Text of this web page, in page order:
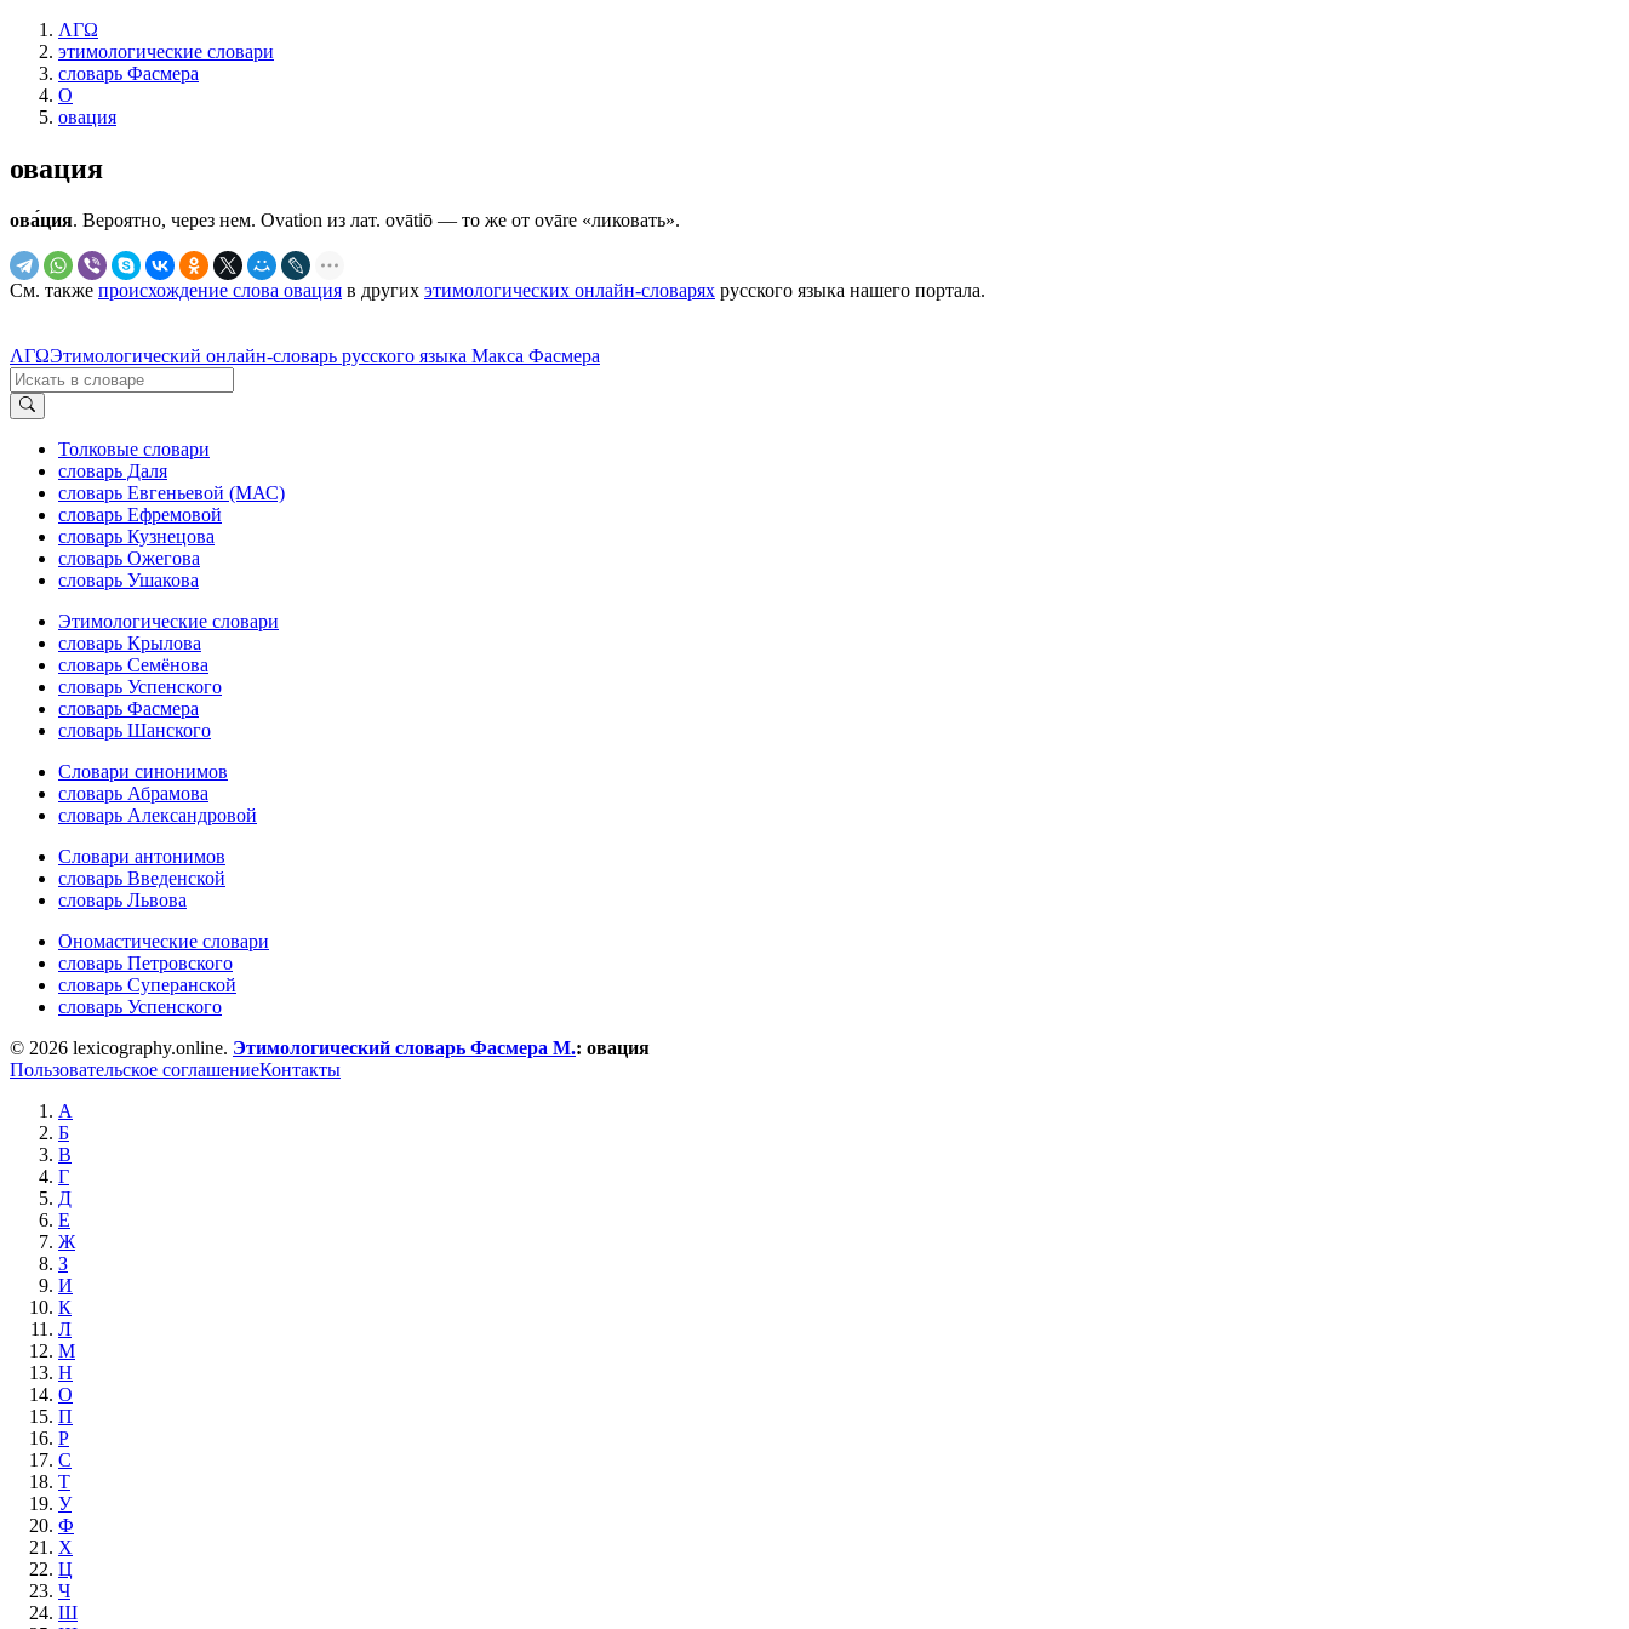
ΛΓΩ
этимологические словари
словарь Фасмера
О
овация
овация
ова́ция. Вероятно, через нем. Оvаtiоn из лат. ovātiō — то же от ovāre «ликовать».
См. также происхождение слова овация в других этимологических онлайн-словарях русского языка нашего портала.
ΛΓΩЭтимологический онлайн-словарь русского языка Макса Фасмера
Толковые словари
словарь Даля
словарь Евгеньевой (МАС)
словарь Ефремовой
словарь Кузнецова
словарь Ожегова
словарь Ушакова
Этимологические словари
словарь Крылова
словарь Семёнова
словарь Успенского
словарь Фасмера
словарь Шанского
Словари синонимов
словарь Абрамова
словарь Александровой
Словари антонимов
словарь Введенской
словарь Львова
Ономастические словари
словарь Петровского
словарь Суперанской
словарь Успенского
© 2026 lexicography.online. Этимологический словарь Фасмера М.: овация
Пользовательское соглашениеКонтакты
А
Б
В
Г
Д
Е
Ж
З
И
К
Л
М
Н
О
П
Р
С
Т
У
Ф
Х
Ц
Ч
Ш